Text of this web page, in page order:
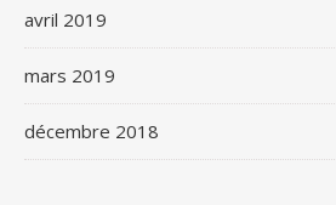
avril 2019
mars 2019
décembre 2018